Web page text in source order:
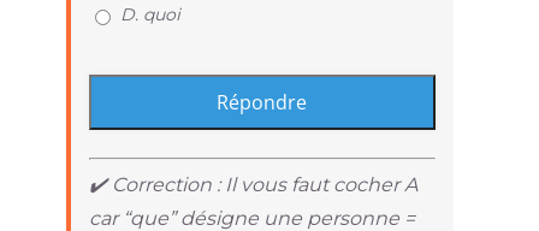
D. quoi
✔️ Correction : Il vous faut cocher A
car “que” désigne une personne =